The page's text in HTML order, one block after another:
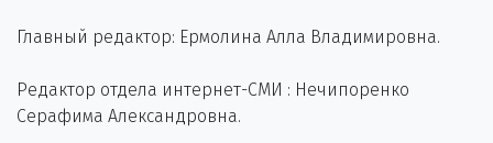
Главный редактор: Ермолина Алла Владимировна.
Редактор отдела интернет-СМИ : Нечипоренко
Серафима Александровна.